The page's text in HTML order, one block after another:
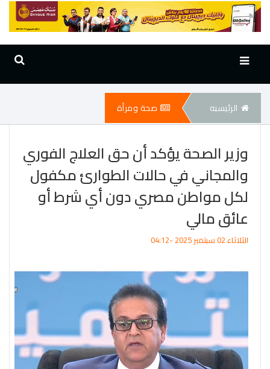
الرئيسيه صحة ومرأة
وزير الصحة يؤكد أن حق العلاج الفوري
والمجاني في حالات الطوارئ مكفول
لكل مواطن مصري دون أي شرط أو
عائق مالي
الثلاثاء 02 سبتمبر 2025 -04:12